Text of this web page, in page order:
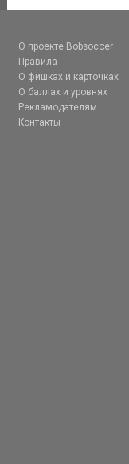
О проекте Bobsoccer
Правила
О фишках и карточках
О баллах и уровнях
Рекламодателям
Контакты